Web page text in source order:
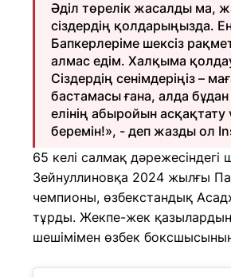
Әділ төрелік жасалды ма,
сіздердің қолдарыңызда.
Бапкерлеріме шексіз
алмас едім. Халқыма
Сіздердің сенімдеріңіз –
бастамасы ғана, алда
елінің абыройын асқақтату
беремін!», - деп жазды ол
65 келі салмақ
Зейнуллиновқа 2024 жылғы
чемпионы, өзбекстандық
тұрды. Жекпе-жек
шешімімен өзбек